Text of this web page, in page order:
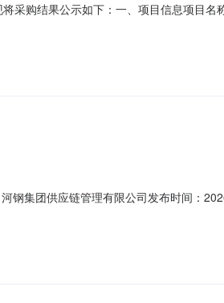
购结果公示如下：一、项目信息项目名
采购单位地址：新疆维吾尔自治区乌鲁木
集团供应链管理有限公司发布时间：